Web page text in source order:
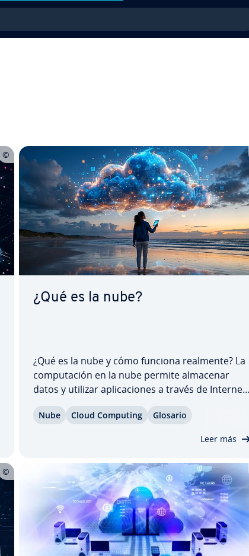
¿Qué es la nube?
¿Qué es la nube y cómo funciona realmente? La
co­mpu­tación en la nube permite almacenar
datos y utilizar apli­ca­cio­nes a través de Internet
sin depender de tu propio hardware. En este
artículo de­s­cu­bri­rás la de­fi­ni­ción de nube, sus
Nube Cloud Computing Glosario
Leer más